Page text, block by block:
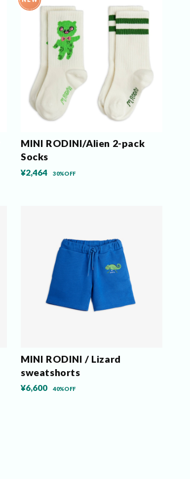
MINI RODINI/Alien 2-pack
Socks
¥2,464 30%OFF
MINI RODINI / Lizard
sweatshorts
¥6,600 40%OFF